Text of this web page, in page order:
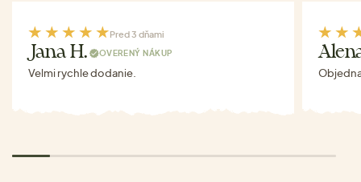
Pred 3 dňami
Jana H. OVERENÝ NÁKUP
Velmi rychle dodanie.